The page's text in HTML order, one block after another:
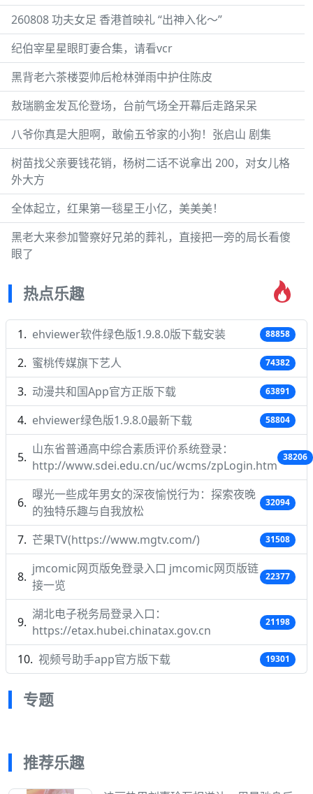
260808 功夫女足 香港首映礼 “出神入化～”
纪伯宰星星眼盯妻合集，请看vcr
黑背老六茶楼耍帅后枪林弹雨中护住陈皮
敖瑞鹏金发瓦伦登场，台前气场全开幕后走路呆呆
八爷你真是大胆啊，敢偷五爷家的小狗！张启山 剧集
树苗找父亲要钱花销，杨树二话不说拿出 200，对女儿格
外大方
全体起立，红果第一毯星王小亿，美美美！
黑老大来参加警察好兄弟的葬礼，直接把一旁的局长看傻
眼了
热点乐趣
ehviewer软件绿色版1.9.8.0版下载安装 88858
蜜桃传媒旗下艺人 74382
动漫共和国App官方正版下载 63891
ehviewer绿色版1.9.8.0最新下载 58804
山东省普通高中综合素质评价系统登录：
http://www.sdei.edu.cn/uc/wcms/zpLogin.htm
38206
曝光一些成年男女的深夜愉悦行为：探索夜晚
的独特乐趣与自我放松
32094
芒果TV(https://www.mgtv.com/) 31508
jmcomic网页版免登录入口 jmcomic网页版链
接一览
22377
湖北电子税务局登录入口：
https://etax.hubei.chinatax.gov.cn
21198
视频号助手app官方版下载 19301
专题
推荐乐趣